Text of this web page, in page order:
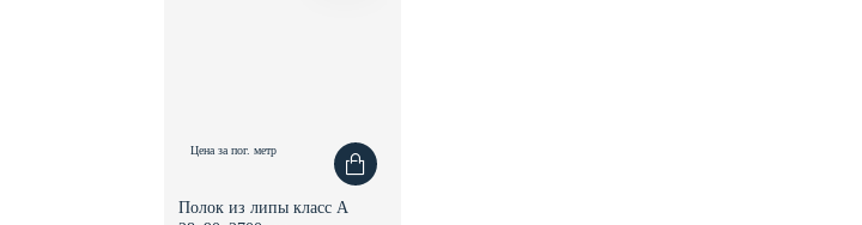
Цена за пог. метр
Полок из липы класс А